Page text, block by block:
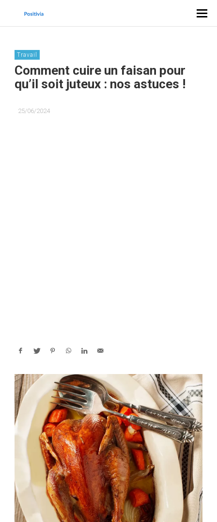
Travail
Comment cuire un faisan pour
qu’il soit juteux : nos astuces !
25/06/2024